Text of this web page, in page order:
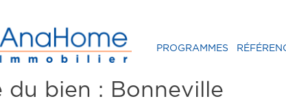
PROGRAMMES
du bien : Bonneville